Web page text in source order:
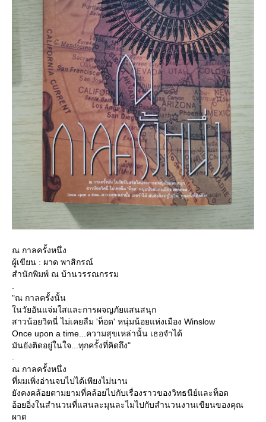
ณ กาลครั้งหนึ่ง
ผู้เขียน : ผาด พาสิกรณ์
สำนักพิมพ์ ณ บ้านวรรณกรรม
"ณ กาลครั้งนั้น
นวัยอันแจ่มใสและการผจญภัยแสนสนุก
สาวน้อยวิดนี่ ไม่เคยลืม 'ท็อด' หนุ่มน้อยแห่งเมือง Winslow
Once upon a time...ความสุขเหล่านั้น เธอจำได้
มันยังติดอยู่ในใจ...ทุกครั้งที่คิดถึง"
ณ กาลครั้งหนึ่ง
ที่ผมเพิ่งอ่านจบไปได้เพียงไม่นาน
ังคงคล้อยตามยามที่คล้อยไปกับเรื่องราวของวิทธนีย์และท็อด
อ้อยอิ่งในสำนวนที่แสนละมุนละไมไปกับสำนวนงานเขียนของคุณ
ผาด